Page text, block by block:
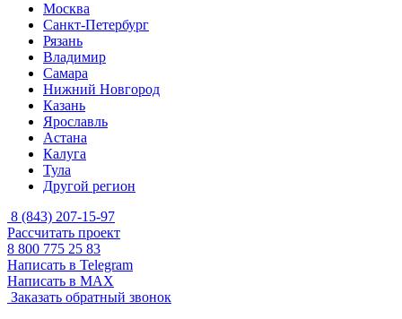
Москва
Санкт-Петербург
Рязань
Владимир
Самара
Нижний Новгород
Казань
Ярославль
Астана
Калуга
Тула
Другой регион
8 (843) 207-15-97
Рассчитать проект
8 800 775 25 83
Написать в Telegram
Написать в MAX
Заказать обратный звонок